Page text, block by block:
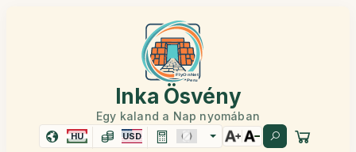
Inka Ösvény
Egy kaland a Nap nyomában
HU USD